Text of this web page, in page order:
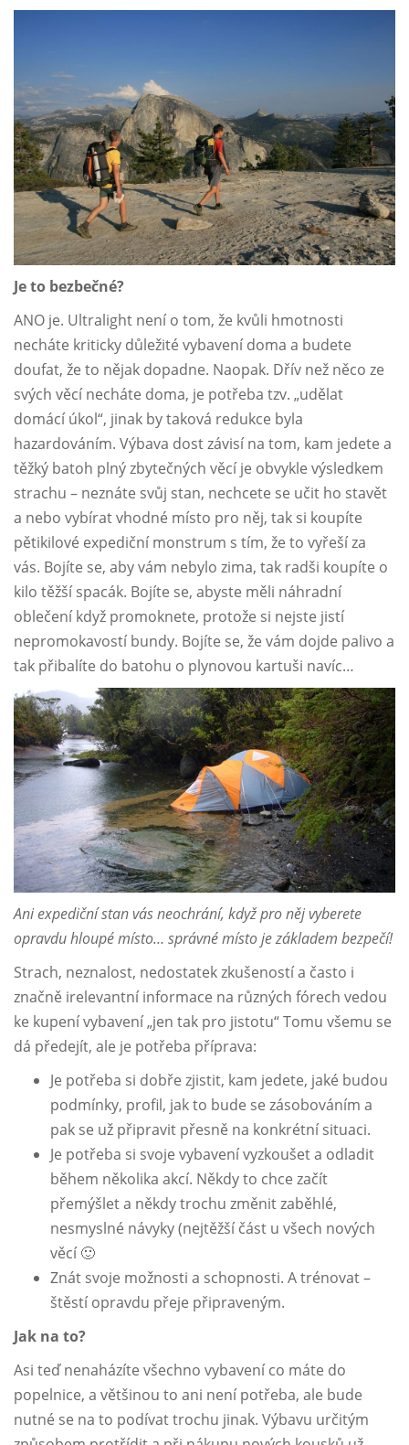
Je to bezbečné?
ANO je. Ultralight není o tom, že kvůli hmotnosti
necháte kriticky důležité vybavení doma a budete
doufat, že to nějak dopadne. Naopak. Dřív než něco ze
svých věcí necháte doma, je potřeba tzv. „udělat
domácí úkol“, jinak by taková redukce byla
hazardováním. Výbava dost závisí na tom, kam jedete a
těžký batoh plný zbytečných věcí je obvykle výsledkem
strachu – neznáte svůj stan, nechcete se učit ho stavět
a nebo vybírat vhodné místo pro něj, tak si koupíte
pětikilové expediční monstrum s tím, že to vyřeší za
vás. Bojíte se, aby vám nebylo zima, tak radši koupíte o
kilo těžší spacák. Bojíte se, abyste měli náhradní
oblečení když promoknete, protože si nejste jistí
nepromokavostí bundy. Bojíte se, že vám dojde palivo a
tak přibalíte do batohu o plynovou kartuši navíc…
Ani expediční stan vás neochrání, když pro něj vyberete
opravdu hloupé místo… správné místo je základem bezpečí!
Strach, neznalost, nedostatek zkušeností a často i
značně irelevantní informace na různých fórech vedou
ke kupení vybavení „jen tak pro jistotu“ Tomu všemu se
dá předejít, ale je potřeba příprava:
Je potřeba si dobře zjistit, kam jedete, jaké budou
podmínky, profil, jak to bude se zásobováním a
pak se už připravit přesně na konkrétní situaci.
Je potřeba si svoje vybavení vyzkoušet a odladit
během několika akcí. Někdy to chce začít
přemýšlet a někdy trochu změnit zaběhlé,
nesmyslné návyky (nejtěžší část u všech nových
věcí 🙂
Znát svoje možnosti a schopnosti. A trénovat –
štěstí opravdu přeje připraveným.
Jak na to?
Asi teď nenaházíte všechno vybavení co máte do
popelnice, a většinou to ani není potřeba, ale bude
nutné se na to podívat trochu jinak. Výbavu určitým